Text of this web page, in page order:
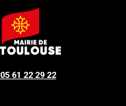
05 61 22 29 22